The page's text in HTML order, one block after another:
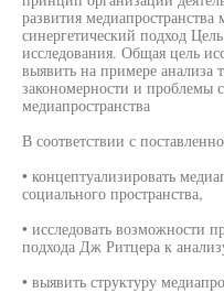
развития
синергетический подход
исследования. Общая цель
выявить на примере анализа
закономерности и проблемы
медиапространства
В соответствии с
• концептуализировать
социального пространства,
• исследовать возможности
подхода Дж Ритцера к
• выявить структуру